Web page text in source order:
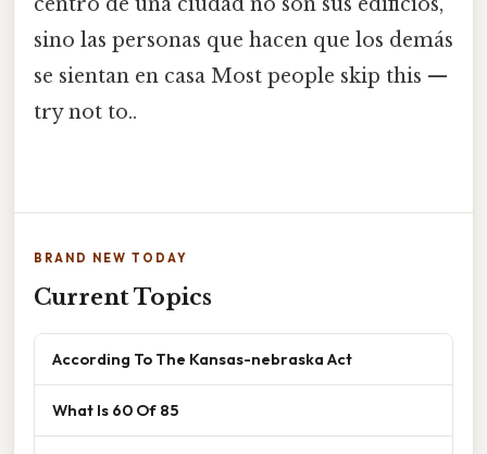
sino las personas que hacen que los demás
se sientan en casa Most people skip this —
try not to..
BRAND NEW TODAY
Current Topics
According To The Kansas-nebraska Act
What Is 60 Of 85